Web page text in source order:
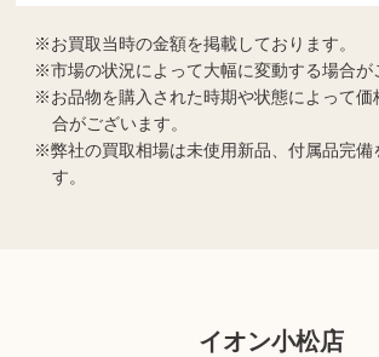
お買取当時の金額を掲載しております。
市場の状況によって大幅に変動する場合が
お品物を購入された時期や状態によって価
合がございます。
弊社の買取相場は未使用新品、付属品完備
す。
イオン小松店